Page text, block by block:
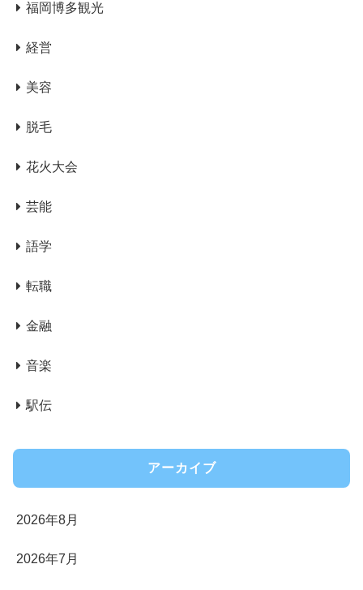
福岡博多観光
経営
美容
脱毛
花火大会
芸能
語学
転職
金融
音楽
駅伝
アーカイブ
2026年8月
2026年7月